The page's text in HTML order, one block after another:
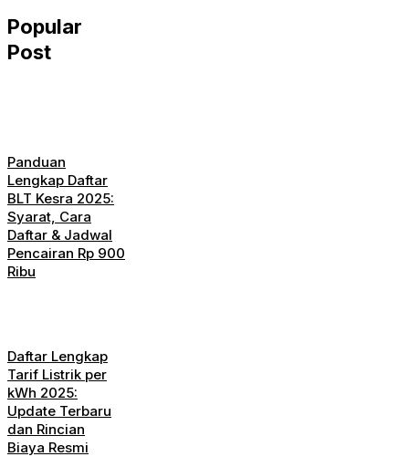
Popular
Post
Panduan
Lengkap Daftar
BLT Kesra 2025:
Syarat, Cara
Daftar & Jadwal
Pencairan Rp 900
Ribu
Daftar Lengkap
Tarif Listrik per
kWh 2025:
Update Terbaru
dan Rincian
Biaya Resmi